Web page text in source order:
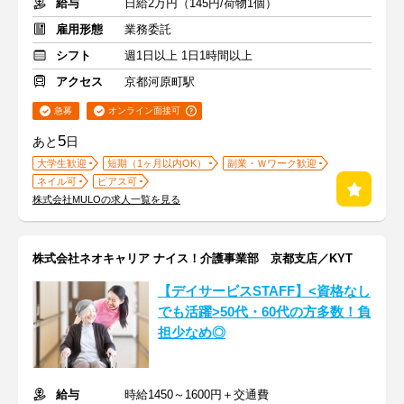
給与
日給2万円（145円/荷物1個）
雇用形態
業務委託
シフト
週1日以上 1日1時間以上
アクセス
京都河原町駅
急募 オンライン面接可
あと 5日
大学生歓迎 短期（1ヶ月以内OK）
副業・Ｗワーク歓迎
ネイル可
ピアス可
株式会社MULOの求人一覧を見る
株式会社ネオキャリア ナイス！介護事業部 京都支店／KYT
【デイサービスSTAFF】<資格なし
でも活躍>50代・60代の方多数！負
担少なめ◎
給与 時給1450～1600円＋交通費